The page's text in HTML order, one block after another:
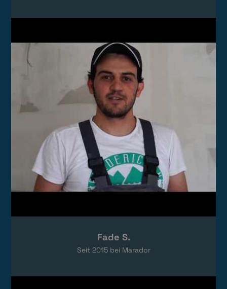
Das Video wird von YouTube eingebettet.
Datenschutzerklärungen
Fade S.
Seit 2015bei Marador